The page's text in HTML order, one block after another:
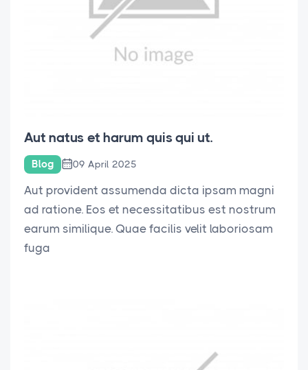
Aut natus et harum quis qui ut.
Blog 09 April 2025
Aut provident assumenda dicta ipsam magni
ad ratione. Eos et necessitatibus est nostrum
earum similique. Quae facilis velit laboriosam
fuga